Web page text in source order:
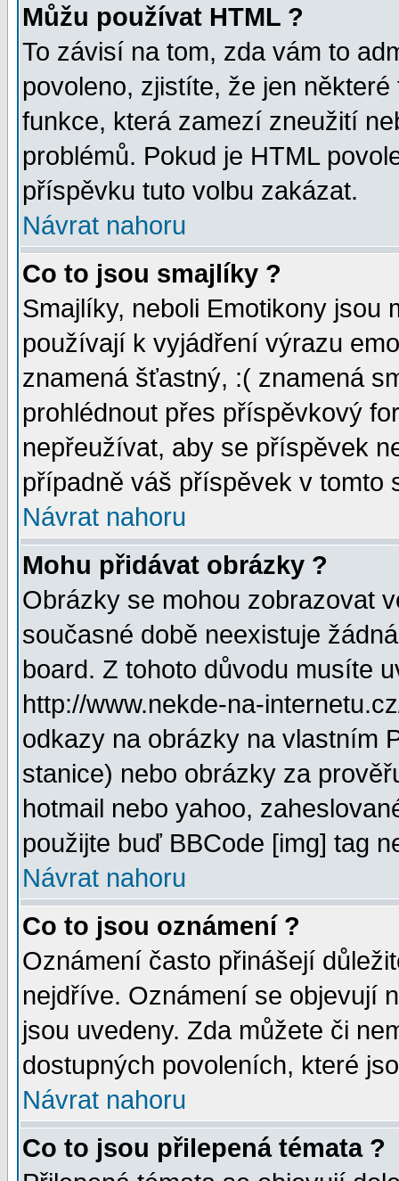
Můžu používat HTML ?
To závisí na tom, zda vám to
povoleno, zjistíte, že jen
funkce, která zamezí zneužití
problémů. Pokud je HTML
příspěvku tuto volbu zakázat.
Návrat nahoru
Co to jsou smajlíky ?
Smajlíky, neboli Emotikony jsou
používají k vyjádření výrazu
znamená šťastný, :( znamená
prohlédnout přes příspěvkový
nepřeužívat, aby se příspěvek
případně váš příspěvek v tomto
Návrat nahoru
Mohu přidávat obrázky ?
Obrázky se mohou zobrazovat
současné době neexistuje
board. Z tohoto důvodu musíte
http://www.nekde-na-
odkazy na obrázky na vlastním
stanice) nebo obrázky za
hotmail nebo yahoo,
použijte buď BBCode [img] tag
Návrat nahoru
Co to jsou oznámení ?
Oznámení často přinášejí
nejdříve. Oznámení se objevují
jsou uvedeny. Zda můžete či
dostupných povoleních, které
Návrat nahoru
Co to jsou přilepená témata ?